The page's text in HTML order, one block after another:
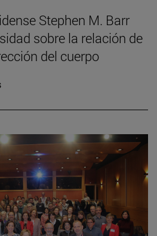
Stephen M. Barr
sobre la relación de
del cuerpo